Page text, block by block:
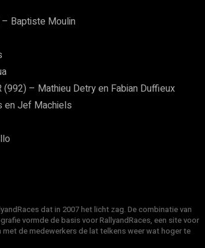
– Baptiste Moulin
– Mathieu Detry en Fabian Duffieux
en Jef Machiels
dat in 2007 het licht zag. De combinatie van
vormde de basis voor RallyandRaces, een site voor
de medewerkers de lat telkens weer wat hoger te